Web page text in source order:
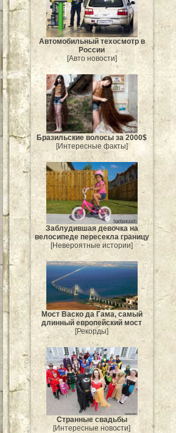
Автомобильный техосмотр в
России
[Авто новости]
Бразильские волосы за 2000$
[Интересные факты]
Заблудившая девочка на
велосипеде пересекла границу
[Невероятные истории]
Мост Васко да Гама, самый
длинный европейский мост
[Рекорды]
Странные свадьбы
[Интересные новости]